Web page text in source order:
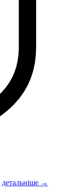
детальніше →